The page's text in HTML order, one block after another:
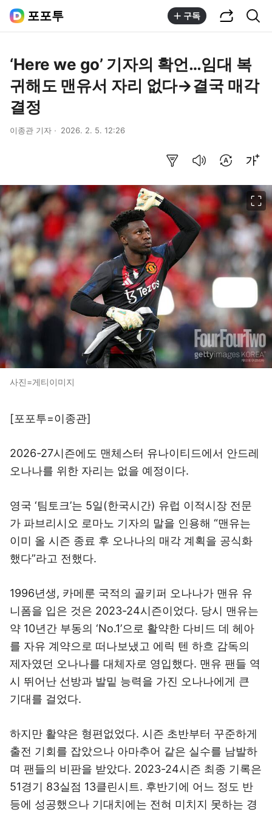
포포투 구독
‘Here we go’ 기자의 확언…임대 복
귀해도 맨유서 자리 없다→결국 매각
결정
이종관 기자 2026. 2. 5. 12:26
사진=게티이미지
[포포투=이종관]
2026-27시즌에도 맨체스터 유나이티드에서 안드레
오나나를 위한 자리는 없을 예정이다.
영국 ‘팀토크’는 5일(한국시간) 유럽 이적시장 전문
가 파브리시오 로마노 기자의 말을 인용해 “맨유는
이미 올 시즌 종료 후 오나나의 매각 계획을 공식화
했다”라고 전했다.
1996년생, 카메룬 국적의 골키퍼 오나나가 맨유 유
니폼을 입은 것은 2023-24시즌이었다. 당시 맨유는
약 10년간 부동의 ‘No.1’으로 활약한 다비드 데 헤아
를 자유 계약으로 떠나보냈고 에릭 텐 하흐 감독의
제자였던 오나나를 대체자로 영입했다. 맨유 팬들 역
시 뛰어난 선방과 발밑 능력을 가진 오나나에게 큰
기대를 걸었다.
하지만 활약은 형편없었다. 시즌 초반부터 꾸준하게
출전 기회를 잡았으나 아마추어 같은 실수를 남발하
며 팬들의 비판을 받았다. 2023-24시즌 최종 기록은
51경기 83실점 13클린시트. 후반기에 어느 정도 반
등에 성공했으나 기대치에는 전혀 미치지 못하는 경